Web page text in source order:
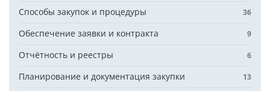
Способы закупок и процедуры 36
Обеспечение заявки и контракта 9
Отчётность и реестры 6
Планирование и документация закупки 13